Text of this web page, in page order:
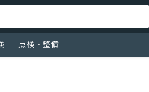
点検・整備